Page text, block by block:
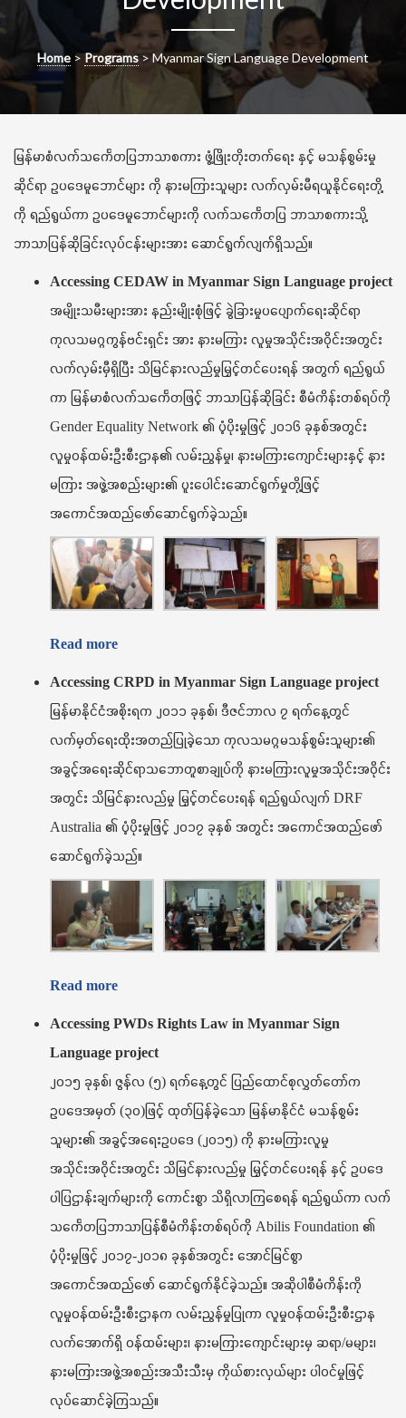
Home >Programs > Myanmar Sign Language Development
မြန်မာစံလက်သင်္ကေတပြဘာသာစကား ဖွံ့ဖြိုးတိုးတက်ရေး နှင့် မသန်စွမ်းမှု
ဆိုင်ရာ ဥပဒေမူဘောင်များ ကို နားမကြားသူများ လက်လှမ်းမီရယူနိုင်ရေးတို့
ကို ရည်ရွယ်ကာ ဥပဒေမူဘောင်များကို လက်သင်္ကေတပြ ဘာသာစကားသို့
ဘာသာပြန်ဆိုခြင်းလုပ်ငန်းများအား ဆောင်ရွက်လျက်ရှိသည်။
Accessing CEDAW in Myanmar Sign Language project
အမျိုးသမီးများအား နည်းမျိုးစုံဖြင့် ခွဲခြားမှုပပျောက်ရေးဆိုင်ရာ
ကုလသမဂ္ဂကွန်ဗင်းရှင်း အား နားမကြား လူမှုအသိုင်းအဝိုင်းအတွင်း
လက်လှမ်းမှီရှိပြီး သိမြင်နားလည်မှုမြှင့်တင်ပေးရန် အတွက် ရည်ရွယ်
ကာ မြန်မာစံလက်သင်္ကေတဖြင့် ဘာသာပြန်ဆိုခြင်း စီမံကိန်းတစ်ရပ်ကို
Gender Equality Network ၏ ပံ့ပိုးမှုဖြင့် ၂၀၁၆ ခုနှစ်အတွင်း
လူမှုဝန်ထမ်းဦးစီးဌာန၏ လမ်းညွန်မှု၊ နားမကြားကျောင်းများနှင့် နား
မကြား အဖွဲ့အစည်းများ၏ ပူးပေါင်းဆောင်ရွက်မှုတို့ဖြင့်
အကောင်အထည်ဖော်ဆောင်ရွက်ခဲ့သည်။
Read more
Accessing CRPD in Myanmar Sign Language project
မြန်မာနိုင်ငံအစိုးရက ၂၀၁၁ ခုနှစ်၊ ဒီဇင်ဘာလ ၇ ရက်နေ့တွင်
လက်မှတ်ရေးထိုးအတည်ပြုခဲ့သော ကုလသမဂ္ဂမသန်စွမ်းသူများ၏
အခွင့်အရေးဆိုင်ရာသဘောတူစာချုပ်ကို နားမကြားလူမှုအသိုင်းအဝိုင်း
အတွင်း သိမြင်နားလည်မှု မြှင့်တင်ပေးရန် ရည်ရွယ်လျက် DRF
Australia ၏ ပံ့ပိုးမှုဖြင့် ၂၀၁၇ ခုနှစ် အတွင်း အကောင်အထည်ဖော်
ဆောင်ရွက်ခဲ့သည်။
Read more
Accessing PWDs Rights Law in Myanmar Sign
Language project
၂၀၁၅ ခုနှစ်၊ ဇွန်လ (၅) ရက်နေ့တွင် ပြည်ထောင်စုလွှတ်တော်က
ဥပဒေအမှတ် (၃၀)ဖြင့် ထုတ်ပြန်ခဲ့သော မြန်မာနိုင်ငံ မသန်စွမ်း
သူများ၏ အခွင့်အရေးဥပဒေ (၂၀၁၅) ကို နားမကြားလူမှု
အသိုင်းအဝိုင်းအတွင်း သိမြင်နားလည်မှု မြှင့်တင်ပေးရန် နှင့် ဥပဒေ
ပါပြဌာန်းချက်များကို ကောင်းစွာ သိရှိလာကြစေရန် ရည်ရွယ်ကာ လက်
သင်္ကေတပြဘာသာပြန်စီမံကိန်းတစ်ရပ်ကို Abilis Foundation ၏
ပံ့ပိုးမှုဖြင့် ၂၀၁၇-၂၀၁၈ ခုနှစ်အတွင်း အောင်မြင်စွာ
အကောင်အထည်ဖော် ဆောင်ရွက်နိုင်ခဲ့သည်။ အဆိုပါစီမံကိန်းကို
လူမှုဝန်ထမ်းဦးစီးဌာနက လမ်းညွန်မှုပြုကာ လူမှုဝန်ထမ်းဦးစီးဌာန
လက်အောက်ရှိ ဝန်ထမ်းများ၊ နားမကြားကျောင်းများမှ ဆရာ/မများ၊
နားမကြားအဖွဲ့အစည်းအသီးသီးမှ ကိုယ်စားလှယ်များ ပါဝင်မှုဖြင့်
လုပ်ဆောင်ခဲ့ကြသည်။